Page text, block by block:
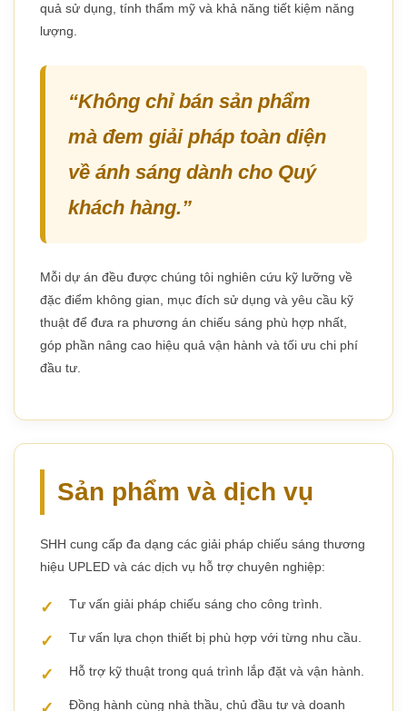
quả sử dụng, tính thẩm mỹ và khả năng tiết kiệm năng
lượng.
“Không chỉ bán sản phẩm
mà đem giải pháp toàn diện
về ánh sáng dành cho Quý
khách hàng.”
Mỗi dự án đều được chúng tôi nghiên cứu kỹ lưỡng về
đặc điểm không gian, mục đích sử dụng và yêu cầu kỹ
thuật để đưa ra phương án chiếu sáng phù hợp nhất,
góp phần nâng cao hiệu quả vận hành và tối ưu chi phí
đầu tư.
Sản phẩm và dịch vụ
SHH cung cấp đa dạng các giải pháp chiếu sáng thương
hiệu UPLED và các dịch vụ hỗ trợ chuyên nghiệp:
Tư vấn giải pháp chiếu sáng cho công trình.
Tư vấn lựa chọn thiết bị phù hợp với từng nhu cầu.
Hỗ trợ kỹ thuật trong quá trình lắp đặt và vận hành.
Đồng hành cùng nhà thầu, chủ đầu tư và doanh